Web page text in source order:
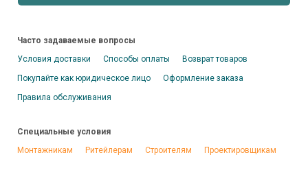
Часто задаваемые вопросы
Условия доставки
Способы оплаты
Возврат товаров
Покупайте как юридическое лицо
Оформление заказа
Правила обслуживания
Специальные условия
Монтажникам
Ритейлерам Строителям Проектировщикам